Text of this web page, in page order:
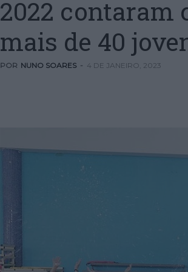
2022 contaram
mais de 40
POR NUNO SOARES - 4 DE JANEIRO, 2023